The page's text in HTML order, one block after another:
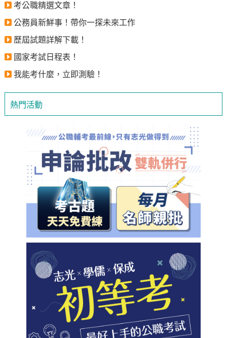
考公職精選文章！
公務員新鮮事！帶你一探未來工作
歷屆試題詳解下載！
國家考試日程表！
我能考什麼，立即測驗！
熱門活動